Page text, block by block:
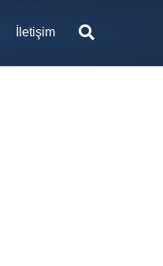
İletişim